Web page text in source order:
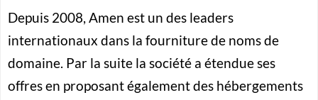
Depuis 2008, Amen est un des leaders
internationaux dans la fourniture de noms de
domaine. Par la suite la société a étendue ses
offres en proposant également des hébergements